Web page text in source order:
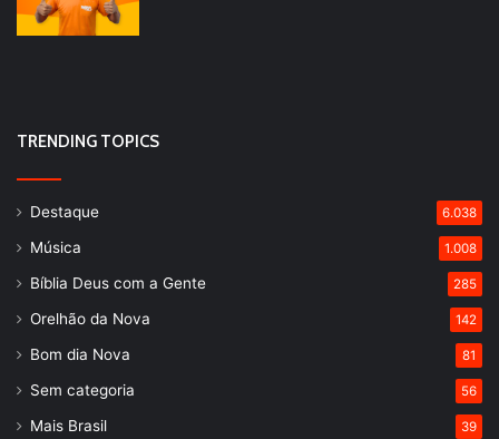
TRENDING TOPICS
Destaque 6.038
Música 1.008
Bíblia Deus com a Gente 285
Orelhão da Nova 142
Bom dia Nova 81
Sem categoria 56
Mais Brasil 39